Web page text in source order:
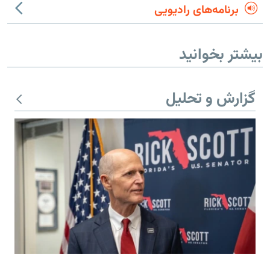
برنامه‌های رادیویی
بیشتر بخوانید
گزارش و تحلیل